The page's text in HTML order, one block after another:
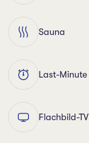
Sauna
Last-Minute
Flachbild-TV